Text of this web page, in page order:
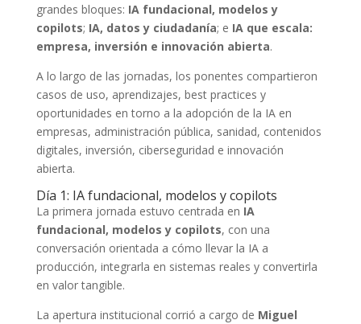
grandes bloques: IA fundacional, modelos y
copilots; IA, datos y ciudadanía; e IA que escala:
empresa, inversión e innovación abierta.
A lo largo de las jornadas, los ponentes compartieron
casos de uso, aprendizajes, best practices y
oportunidades en torno a la adopción de la IA en
empresas, administración pública, sanidad, contenidos
digitales, inversión, ciberseguridad e innovación
abierta.
Día 1: IA fundacional, modelos y copilots
La primera jornada estuvo centrada en IA
fundacional, modelos y copilots, con una
conversación orientada a cómo llevar la IA a
producción, integrarla en sistemas reales y convertirla
en valor tangible.
La apertura institucional corrió a cargo de Miguel